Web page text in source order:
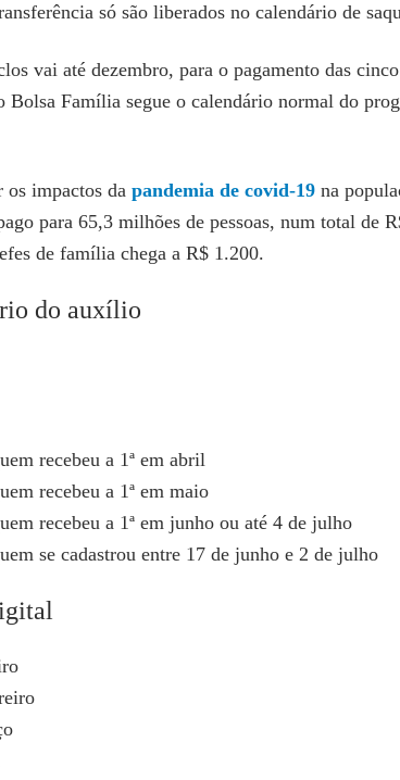
só são liberados no calendário de
vai até dezembro, para o pagamento das
Bolsa Família segue o calendário normal do
impactos da pandemia de covid-19 na
para 65,3 milhões de pessoas, num total de
de família chega a R$ 1.200.
do auxílio
recebeu a 1ª em abril
recebeu a 1ª em maio
recebeu a 1ª em junho ou até 4 de julho
se cadastrou entre 17 de junho e 2 de julho